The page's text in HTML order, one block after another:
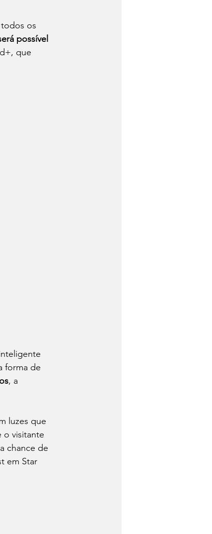
os
possível
que
forma de
, a
luzes que
o visitante
chance de
em Star